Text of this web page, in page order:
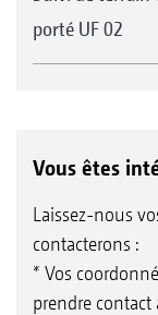
porté UF 02
Vous êtes
Laissez-nous
contacterons :
* Vos
prendre